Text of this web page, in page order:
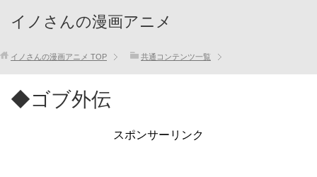
イノさんの漫画アニメ
イノさんの漫画アニメ TOP 共通コンテンツ一覧
◆ゴブ外伝
スポンサーリンク